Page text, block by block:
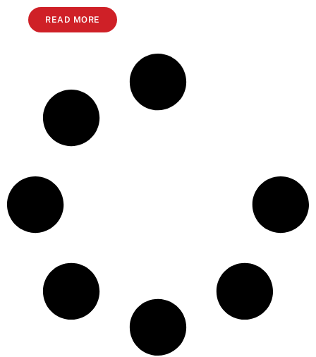
READ MORE